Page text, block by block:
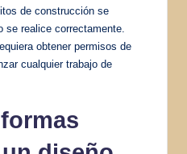
de construcción se
se realice correctamente.
obtener permisos de
cualquier trabajo de